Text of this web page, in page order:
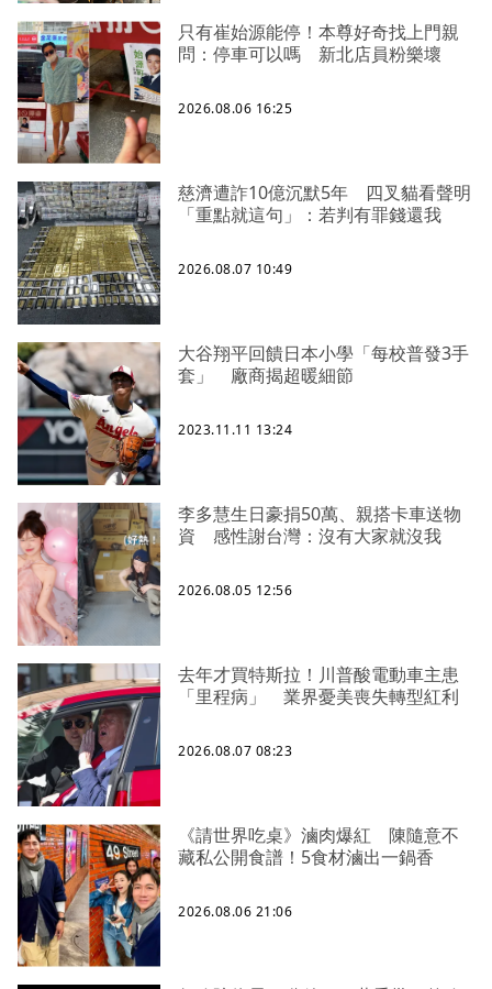
只有崔始源能停！本尊好奇找上門親
問：停車可以嗎 新北店員粉樂壞
2026.08.06 16:25
慈濟遭詐10億沉默5年 四叉貓看聲明
「重點就這句」：若判有罪錢還我
2026.08.07 10:49
大谷翔平回饋日本小學「每校普發3手
套」 廠商揭超暖細節
2023.11.11 13:24
李多慧生日豪捐50萬、親搭卡車送物
資 感性謝台灣：沒有大家就沒我
2026.08.05 12:56
去年才買特斯拉！川普酸電動車主患
「里程病」 業界憂美喪失轉型紅利
2026.08.07 08:23
《請世界吃桌》滷肉爆紅 陳隨意不
藏私公開食譜！5食材滷出一鍋香
2026.08.06 21:06